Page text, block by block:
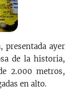
presentada ayer
de la historia,
2.000 metros,
en alto.